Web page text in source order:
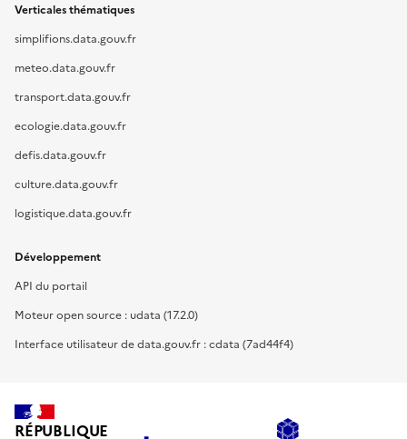
Verticales thématiques
simplifions.data.gouv.fr
meteo.data.gouv.fr
transport.data.gouv.fr
ecologie.data.gouv.fr
defis.data.gouv.fr
culture.data.gouv.fr
logistique.data.gouv.fr
Développement
API du portail
Moteur open source : udata (17.2.0)
Interface utilisateur de data.gouv.fr : cdata (7ad44f4)
RÉPUBLIQUE